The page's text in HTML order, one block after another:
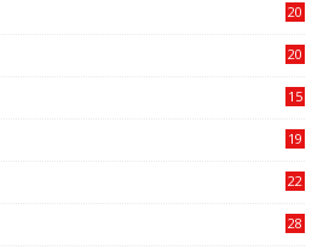
20
20
15
19
22
28